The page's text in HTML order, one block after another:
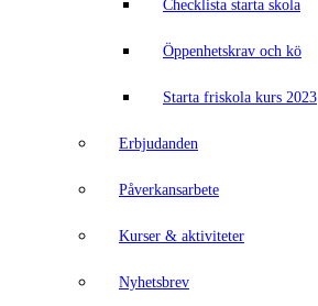
Checklista starta skola
Öppenhetskrav och kö
Starta friskola kurs 2023
Erbjudanden
Påverkansarbete
Kurser & aktiviteter
Nyhetsbrev